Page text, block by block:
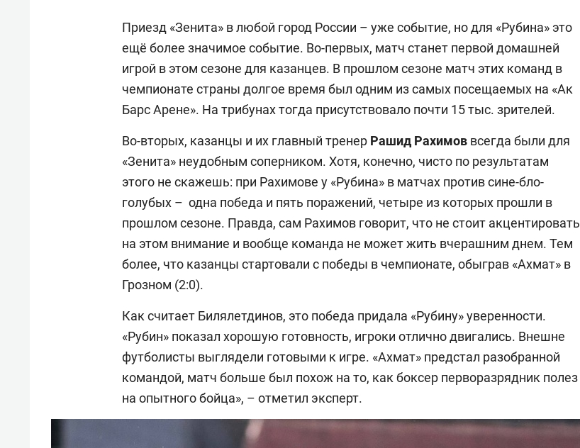
Приезд «Зенита» в любой город России – уже событие, но для «Рубина» это
ещё более значимое событие. Во-первых, матч станет первой домашней
игрой в этом сезоне для казанцев. В прошлом сезоне матч этих команд в
чемпионате страны долгое время был одним из самых посещаемых на «Ак
Барс Арене». На трибунах тогда присутствовало почти 15 тыс. зрителей.
Во-вторых, казанцы и их главный тренер Рашид Рахимов всегда были для
«Зенита» неудобным соперником. Хотя, конечно, чисто по результатам
этого не скажешь: при Рахимове у «Рубина» в матчах против сине-бло-
голубых – одна победа и пять поражений, четыре из которых прошли в
прошлом сезоне. Правда, сам Рахимов говорит, что не стоит акцентировать
на этом внимание и вообще команда не может жить вчерашним днем. Тем
более, что казанцы стартовали с победы в чемпионате, обыграв «Ахмат» в
Грозном (2:0).
Как считает Билялетдинов, это победа придала «Рубину» уверенности.
«Рубин» показал хорошую готовность, игроки отлично двигались. Внешне
футболисты выглядели готовыми к игре. «Ахмат» предстал разобранной
командой, матч больше был похож на то, как боксер перворазрядник полез
на опытного бойца», – отметил эксперт.